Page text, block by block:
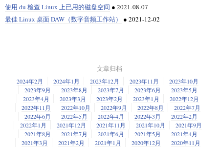
使用 du 检查 Linux 上已用的磁盘空间 ● 2021-08-07
最佳 Linux 桌面 DAW（数字音频工作站）
● 2021-12-02
文章归档
2024年2月 2024年1月 2023年12月 2023年11月
2023年10月
2023年9月
2023年8月 2023年7月 2023年6月
2023年5月
2023年4月
2023年3月 2023年2月 2023年1月
2022年12月
2022年11月
2022年10月 2022年9月 2022年8月
2022年7月
2022年6月
2022年5月 2022年4月 2022年3月
2022年2月
2022年1月
2021年12月 2021年11月 2021年10月
2021年9月
2021年8月
2021年7月 2021年6月 2021年5月
2021年4月
2021年3月
2021年2月 2021年1月 2020年12月
2020年11月